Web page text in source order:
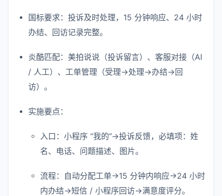
国标要求：投诉及时处理，15 分钟响应、24 小时
办结、回访记录完整。
炎酷匹配：美拍说说（投诉留言）、客服对接（AI
/ 人工）、工单管理（受理→处理→办结→回
访）。
实施要点：
入口：小程序 “我的”→投诉反馈，必填项：姓
名、电话、问题描述、图片。
流程：自动分配工单→15 分钟内响应→24 小时
内办结→短信 / 小程序回访→满意度评分。